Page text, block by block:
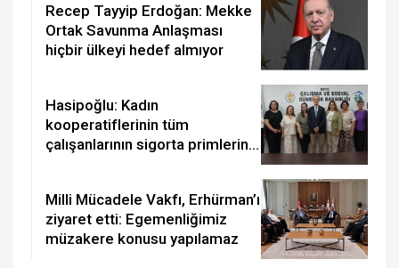
Recep Tayyip Erdoğan: Mekke
Ortak Savunma Anlaşması
hiçbir ülkeyi hedef almıyor
Hasipoğlu: Kadın
kooperatiflerinin tüm
çalışanlarının sigorta primlerini
Milli Mücadele Vakfı, Erhürman’ı
ziyaret etti: Egemenliğimiz
müzakere konusu yapılamaz